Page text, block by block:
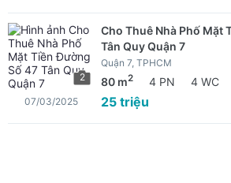
2
Cho Thuê Nhà Phố Mặt
Tân Quy Quận 7
Quận 7, TPHCM
80 m2 4 PN 4 WC
25 triệu
07/03/2025